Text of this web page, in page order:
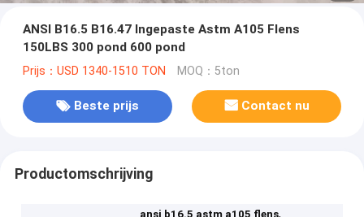
ANSI B16.5 B16.47 Ingepaste Astm A105 Flens
150LBS 300 pond 600 pond
Prijs：USD 1340-1510 TON MOQ：5ton
Beste prijs Contact nu
Productomschrijving
ansi b16.5 astm a105 flens,